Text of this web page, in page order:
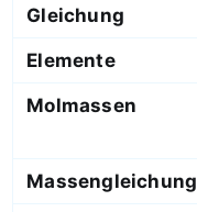
Gleichung
Elemente
Molmassen
Massengleichung